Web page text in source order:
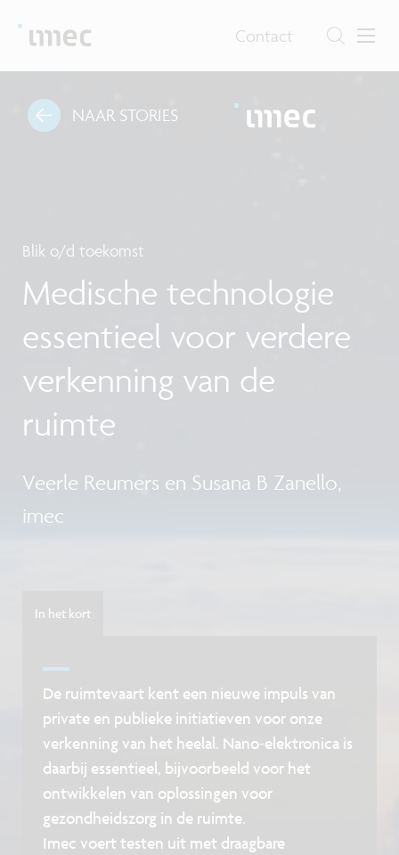
Contact
NAAR STORIES
Blik o/d toekomst
Medische technologie
essentieel voor verdere
verkenning van de
ruimte
Veerle Reumers en Susana B Zanello,
imec
In het kort
De ruimtevaart kent een nieuwe impuls van
private en publieke initiatieven voor onze
verkenning van het heelal. Nano-elektronica is
daarbij essentieel, bijvoorbeeld voor het
ontwikkelen van oplossingen voor
gezondheidszorg in de ruimte.
Imec voert testen uit met draagbare